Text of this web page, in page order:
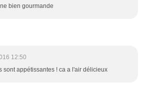
bien gourmande
12:50
sont appétissantes ! ca a l'air délicieux